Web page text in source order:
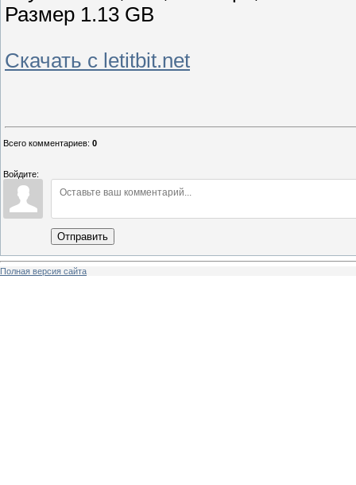
Размер 1.13 GB
Скачать с letitbit.net
Всего комментариев: 0
Войдите:
Отправить
Полная версия сайта